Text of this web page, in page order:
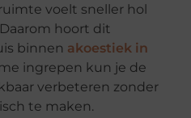
voelt sneller hol
hoort dit
binnen akoestiek in
ingrepen kun je de
verbeteren zonder
te maken.